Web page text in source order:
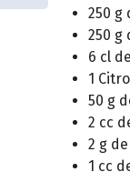
250 g
250 g
6 cl
1
50 g
2 cc
2 g
1 cc